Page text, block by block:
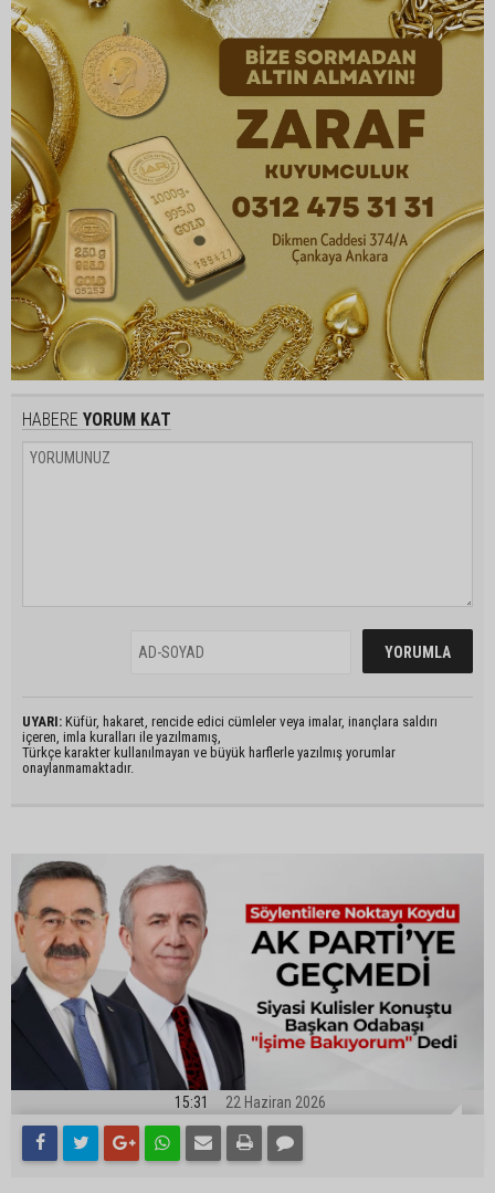
HABERE YORUM KAT
UYARI: Küfür, hakaret, rencide edici cümleler veya imalar, inançlara saldırı
içeren, imla kuralları ile yazılmamış,
Türkçe karakter kullanılmayan ve büyük harflerle yazılmış yorumlar
onaylanmamaktadır.
15:31 22 Haziran 2026